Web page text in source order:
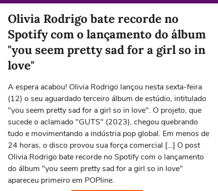
Olivia Rodrigo bate recorde no
Spotify com o lançamento do álbum
"you seem pretty sad for a girl so in
love"
A espera acabou! Olivia Rodrigo lançou nesta sexta-feira
(12) o seu aguardado terceiro álbum de estúdio, intitulado
"you seem pretty sad for a girl so in love". O projeto, que
sucede o aclamado "GUTS" (2023), chegou quebrando
tudo e movimentando a indústria pop global. Em menos de
24 horas, o disco provou sua força comercial […] O post
Olivia Rodrigo bate recorde no Spotify com o lançamento
do álbum "you seem pretty sad for a girl so in love"
apareceu primeiro em POPline.